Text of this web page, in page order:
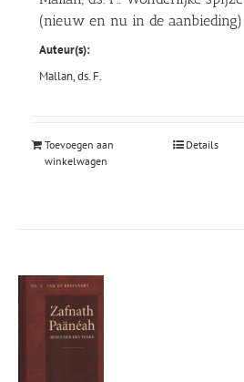
(nieuw en nu in de aanbieding)
Auteur(s):
Mallan, ds. F.
Toevoegen aan
winkelwagen
Details